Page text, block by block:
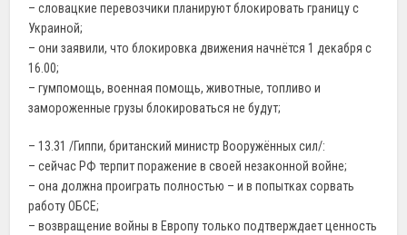
– словацкие перевозчики планируют блокировать границу с
Украиной;
– они заявили, что блокировка движения начнётся 1 декабря с
16.00;
– гумпомощь, военная помощь, животные, топливо и
замороженные грузы блокироваться не будут;
– 13.31 /Гиппи, британский министр Вооружённых сил/:
– сейчас РФ терпит поражение в своей незаконной войне;
– она должна проиграть полностью – и в попытках сорвать
работу ОБСЕ;
– возвращение войны в Европу только подтверждает ценность